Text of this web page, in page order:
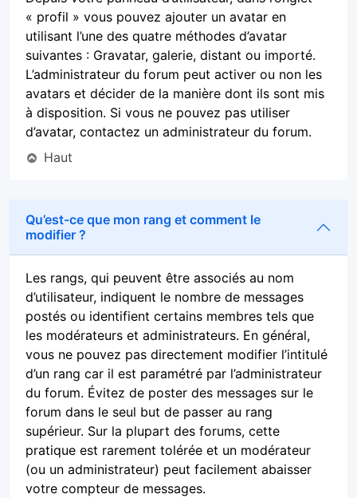
« profil » vous pouvez ajouter un avatar en
utilisant l’une des quatre méthodes d’avatar
suivantes : Gravatar, galerie, distant ou importé.
L’administrateur du forum peut activer ou non les
avatars et décider de la manière dont ils sont mis
à disposition. Si vous ne pouvez pas utiliser
d’avatar, contactez un administrateur du forum.
Haut
Qu’est-ce que mon rang et comment le
modifier ?
Les rangs, qui peuvent être associés au nom
d’utilisateur, indiquent le nombre de messages
postés ou identifient certains membres tels que
les modérateurs et administrateurs. En général,
vous ne pouvez pas directement modifier l’intitulé
d’un rang car il est paramétré par l’administrateur
du forum. Évitez de poster des messages sur le
forum dans le seul but de passer au rang
supérieur. Sur la plupart des forums, cette
pratique est rarement tolérée et un modérateur
(ou un administrateur) peut facilement abaisser
votre compteur de messages.